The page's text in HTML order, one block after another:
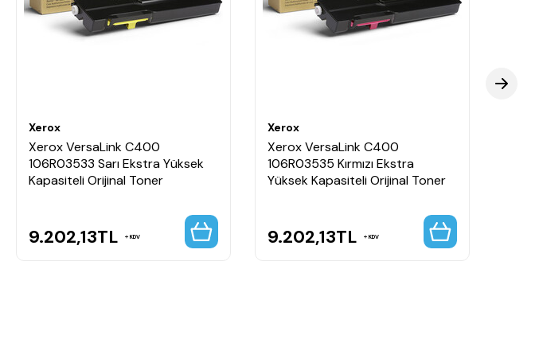
Xerox
Xerox VersaLink C400
106R03533 Sarı Ekstra Yüksek
Kapasiteli Orijinal Toner
9.202,13TL KDV
Xerox
Xerox VersaLink C400
106R03535 Kırmızı Ekstra
Yüksek Kapasiteli Orijinal Toner
9.202,13TL KDV